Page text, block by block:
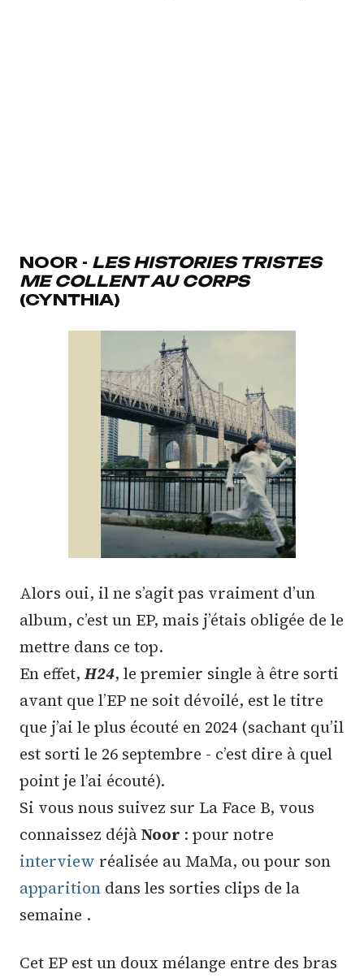
NOOR - LES HISTORIES TRISTES
ME COLLENT AU CORPS
(CYNTHIA)
Alors oui, il ne s’agit pas vraiment d’un
album, c’est un EP, mais j’étais obligée de le
mettre dans ce top.
En effet, H24, le premier single à être sorti
avant que l’EP ne soit dévoilé, est le titre
que j’ai le plus écouté en 2024 (sachant qu’il
est sorti le 26 septembre - c’est dire à quel
point je l’ai écouté).
Si vous nous suivez sur La Face B, vous
connaissez déjàNoor : pour notre
interview réalisée au MaMa, ou pour son
apparition dans les sorties clips de la
semaine .
Cet EP est un doux mélange entre des bras